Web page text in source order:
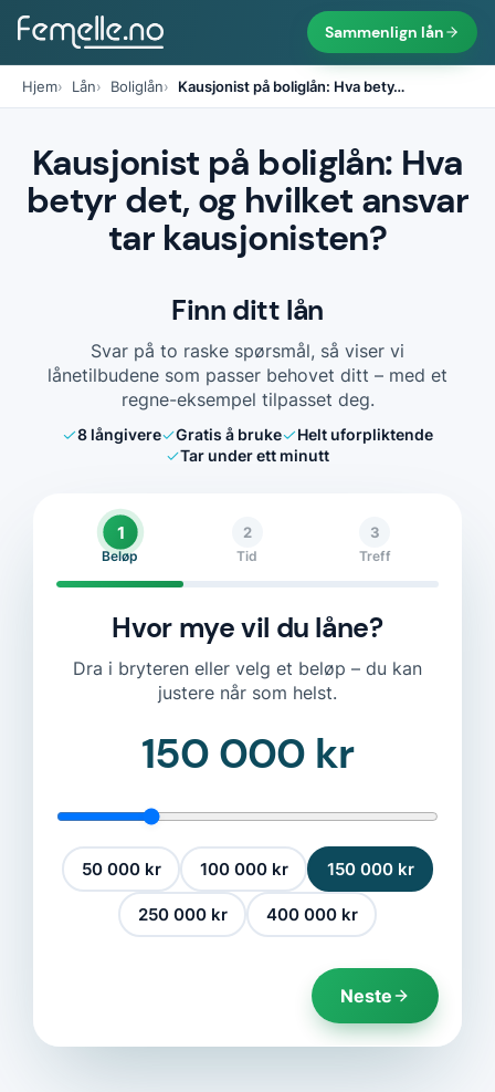
Sammenlign lån
Hjem Lån Boliglån Kausjonist på boliglån: Hva bety…
Kausjonist på boliglån: Hva
betyr det, og hvilket ansvar
tar kausjonisten?
Finn ditt lån
Svar på to raske spørsmål, så viser vi
lånetilbudene som passer behovet ditt – med et
regne-eksempel tilpasset deg.
8långivere Gratis å bruke
Helt uforpliktende
Tar under ett minutt
1
Beløp
2
Tid
3
Treff
Hvor mye vil du låne?
Dra i bryteren eller velg et beløp – du kan
justere når som helst.
150 000 kr
50 000 kr 100 000 kr 150 000 kr
250 000 kr 400 000 kr
Neste